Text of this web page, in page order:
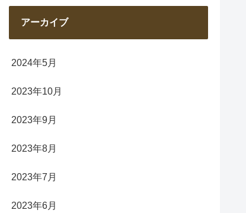
アーカイブ
2024年5月
2023年10月
2023年9月
2023年8月
2023年7月
2023年6月